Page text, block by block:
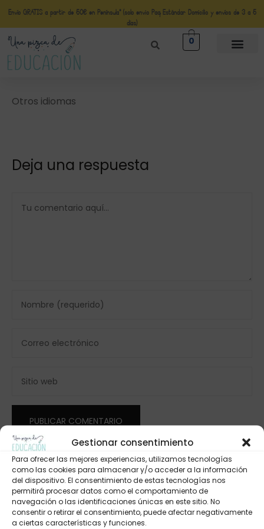
Gestionar consentimiento
Para ofrecer las mejores experiencias, utilizamos tecnologías
como las cookies para almacenar y/o acceder a la información
del dispositivo. El consentimiento de estas tecnologías nos
permitirá procesar datos como el comportamiento de
navegación o las identificaciones únicas en este sitio. No
consentir o retirar el consentimiento, puede afectar negativamente
a ciertas características y funciones.
Envío GRATIS a partir de 50€ en Península* (solo envio Paq Estándar Domicilio y envíos de 3 a 5
días)
0
Otros idiomas
Deja una respuesta